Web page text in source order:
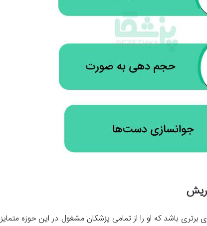
باشد که او را از تمامی پزشکان مشغول در این حوزه متمایز